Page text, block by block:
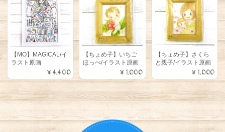
【MO】MAGICAL/イ
ラスト原画
¥4,400
【ちょめ子】いちご
ほっぺ/イラスト原画
¥1,000
【ちょめ子】さくら
と親子/イラスト原画
¥1,000